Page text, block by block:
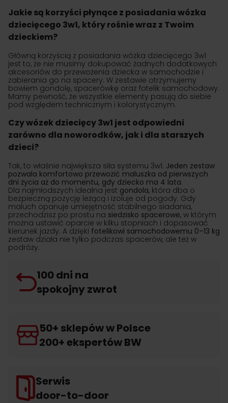
Jakie są korzyści płynące z posiadania wózka
dziecięcego 3w1, który rośnie wraz z Twoim
dzieckiem?
Główną korzyścią z posiadania wózka dziecięcego 3w1
jest to, że nie musimy dokupować żadnych dodatkowych
akcesoriów do przewożenia dziecka w samochodzie i
zabierania go na spacery. W zestawie otrzymujemy
bowiem gondolę, spacerówkę oraz fotelik samochodowy.
Mamy pewność, że wszystkie elementy pasują do siebie
pod względem technicznym i kolorystycznym.
Czy wózek dziecięcy 3w1 jest odpowiedni
zarówno dla noworodków, jak i dla starszych
dzieci?
Tak, to właśnie największa siła systemu 3w1. Jeden zestaw
pozwala komfortowo przewozić maluszka od pierwszych
dni życia aż do momentu, gdy dziecko ma 4 lata.
Dla najmłodszych idealna jest gondola, która dba o
bezpieczną pozycję leżącą i izoluje od pogody. Gdy
maluch opanuje umiejętność stabilnego siadania,
przechodzisz po prostu na siedzisko spacerowe, w którym
można ustawić oparcie w kilku stopniach i dopasować
kierunek jazdy. A dzięki fotelikowi samochodowemu 0–13 kg
zestaw działa nie tylko podczas spacerów, ale też w
podróży.
100 dni na
spokojny zwrot
50+ sklepów w Polsce
200+ ekspertów BW
Serwis
door-to-door